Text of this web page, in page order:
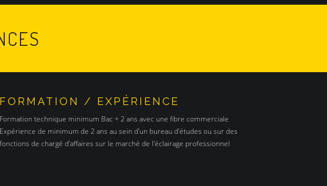
FORMATION / EXPÉRIENCE
Formation technique minimum Bac + 2 ans avec une fibre commerciale
Expérience de minimum de 2 ans au sein d’un bureau d’études ou sur des
fonctions de chargé d’affaires sur le marché de l’éclairage professionnel